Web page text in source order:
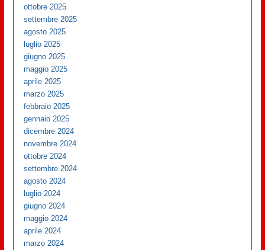
ottobre 2025
settembre 2025
agosto 2025
luglio 2025
giugno 2025
maggio 2025
aprile 2025
marzo 2025
febbraio 2025
gennaio 2025
dicembre 2024
novembre 2024
ottobre 2024
settembre 2024
agosto 2024
luglio 2024
giugno 2024
maggio 2024
aprile 2024
marzo 2024